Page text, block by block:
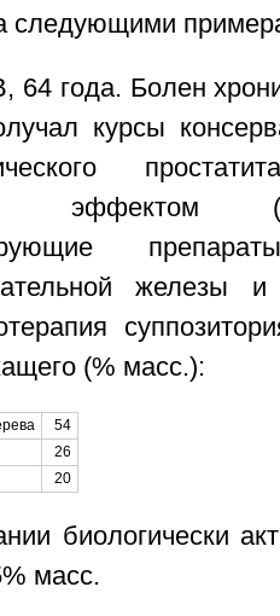
следующими
64 года. Болен
курсы
эффектом
железы
(% масс.):
54
26
20
биологически
масс.